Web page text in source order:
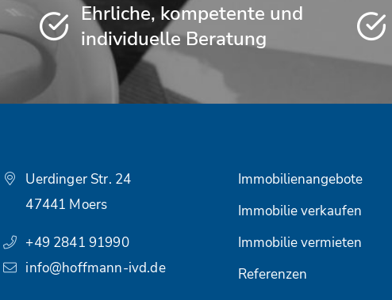
Ehrliche, kompetente und
individuelle Beratung
Uerdinger Str. 24
47441 Moers
+49 2841 91990
info@hoffmann-ivd.de
Immobilienangebote
Immobilie verkaufen
Immobilie vermieten
Referenzen